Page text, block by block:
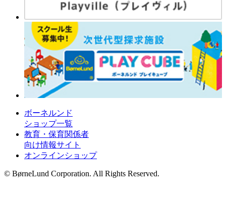
ボーネルンド
ショップ一覧
教育・保育関係者
向け情報サイト
オンラインショップ
© BørneLund Corporation. All Rights Reserved.